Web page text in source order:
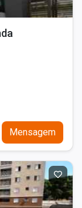
Mensagem